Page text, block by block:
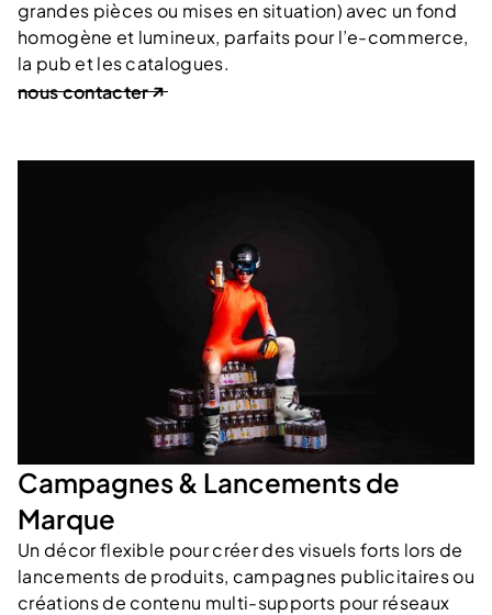
grandes pièces ou mises en situation) avec un fond
homogène et lumineux, parfaits pour l’e-commerce,
la pub et les catalogues.
nous contacter
Campagnes & Lancements de
Marque
Un décor flexible pour créer des visuels forts lors de
lancements de produits, campagnes publicitaires ou
créations de contenu multi-supports pour réseaux